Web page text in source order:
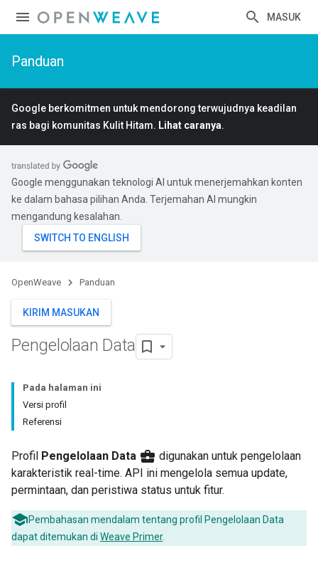
MASUK
Panduan
Google berkomitmen untuk mendorong terwujudnya keadilan
ras bagi komunitas Kulit Hitam. Lihat caranya.
Google menggunakan teknologi AI untuk menerjemahkan konten
ke dalam bahasa pilihan Anda. Terjemahan AI mungkin
mengandung kesalahan.
OpenWeave Panduan
KIRIM MASUKAN
Pengelolaan Data
Pada halaman ini
Versi profil
Referensi
Profil Pengelolaan Data business_center digunakan untuk pengelolaan
karakteristik real-time. API ini mengelola semua update,
permintaan, dan peristiwa status untuk fitur.
Pembahasan mendalam tentang profil Pengelolaan Data
dapat ditemukan di Weave Primer.